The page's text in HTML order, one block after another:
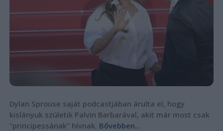
Dylan Sprouse saját podcastjában árulta el, hogy
kislányuk születik Palvin Barbarával, akit már most csak
"principessának" hívnak. Bővebben...